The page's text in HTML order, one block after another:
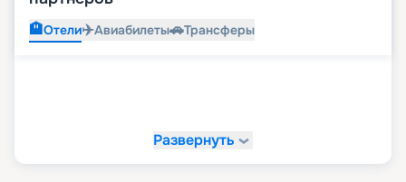
🏨Отели✈️Авиабилеты🚗Трансферы
Развернуть